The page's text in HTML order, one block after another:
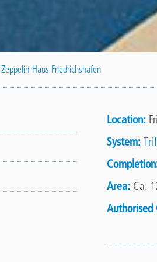
Haus Friedrichshafen
Location
System
Completion
Area Ca.